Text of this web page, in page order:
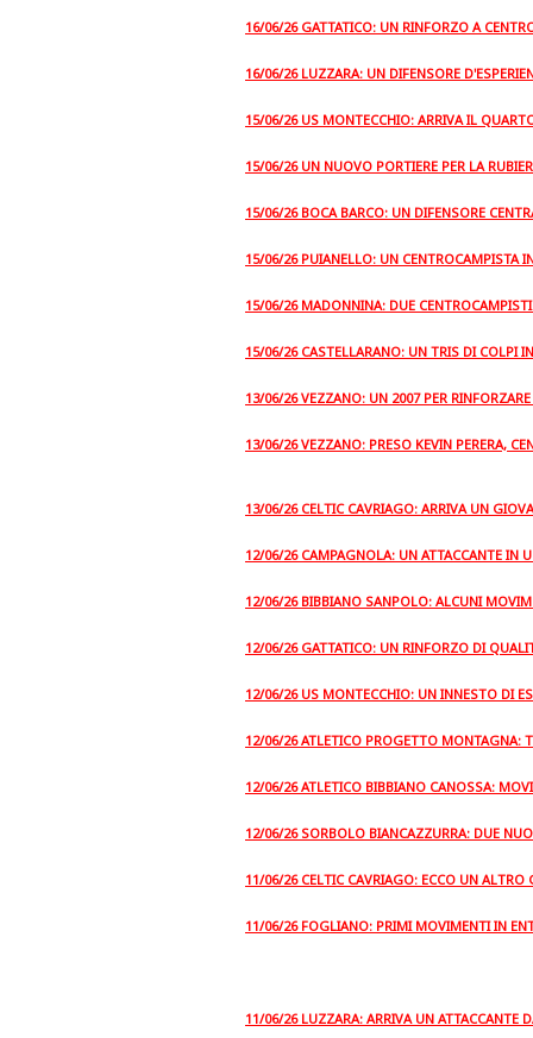
16/06/26 GATTATICO: UN RINFORZO A
16/06/26 LUZZARA: UN DIFENSORE
15/06/26 US MONTECCHIO: ARRIVA IL
15/06/26 UN NUOVO PORTIERE PER LA
15/06/26 BOCA BARCO: UN DIFENSORE
15/06/26 PUIANELLO: UN CENTROCAMPISTA
15/06/26 MADONNINA: DUE
15/06/26 CASTELLARANO: UN TRIS DI COLPI
13/06/26 VEZZANO: UN 2007 PER
13/06/26 VEZZANO: PRESO KEVIN PERERA,
13/06/26 CELTIC CAVRIAGO: ARRIVA UN
12/06/26 CAMPAGNOLA: UN ATTACCANTE IN
12/06/26 BIBBIANO SANPOLO: ALCUNI
12/06/26 GATTATICO: UN RINFORZO DI
12/06/26 US MONTECCHIO: UN INNESTO DI
12/06/26 ATLETICO PROGETTO MONTAGNA:
12/06/26 ATLETICO BIBBIANO CANOSSA:
12/06/26 SORBOLO BIANCAZZURRA: DUE
11/06/26 CELTIC CAVRIAGO: ECCO UN ALTRO
11/06/26 FOGLIANO: PRIMI MOVIMENTI IN
11/06/26 LUZZARA: ARRIVA UN ATTACCANTE